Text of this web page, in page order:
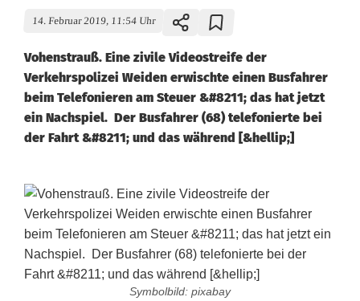
14. Februar 2019, 11:54 Uhr
Vohenstrauß. Eine zivile Videostreife der
Verkehrspolizei Weiden erwischte einen Busfahrer
beim Telefonieren am Steuer &#8211; das hat jetzt
ein Nachspiel. Der Busfahrer (68) telefonierte bei
der Fahrt &#8211; und das während [&hellip;]
Symbolbild: pixabay